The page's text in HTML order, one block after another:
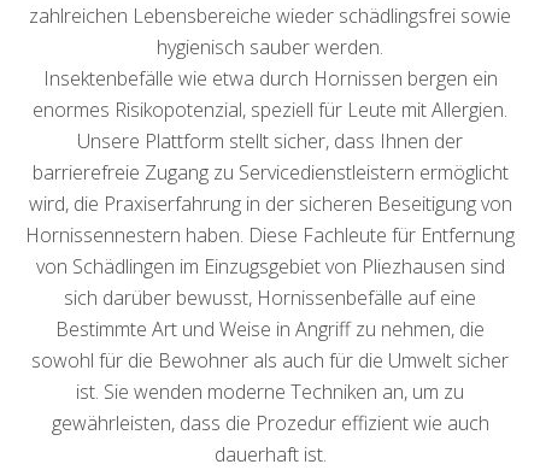
zahlreichen Lebensbereiche wieder schädlingsfrei sowie
hygienisch sauber werden.
Insektenbefälle wie etwa durch Hornissen bergen ein
enormes Risikopotenzial, speziell für Leute mit Allergien.
Unsere Plattform stellt sicher, dass Ihnen der
barrierefreie Zugang zu Servicedienstleistern ermöglicht
wird, die Praxiserfahrung in der sicheren Beseitigung von
Hornissennestern haben. Diese Fachleute für Entfernung
von Schädlingen im Einzugsgebiet von Pliezhausen sind
sich darüber bewusst, Hornissenbefälle auf eine
Bestimmte Art und Weise in Angriff zu nehmen, die
sowohl für die Bewohner als auch für die Umwelt sicher
ist. Sie wenden moderne Techniken an, um zu
gewährleisten, dass die Prozedur effizient wie auch
dauerhaft ist.